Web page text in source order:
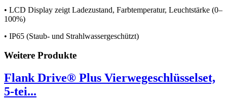
• LCD Display zeigt Ladezustand, Farbtemperatur, Leuchtstärke (0–
100%)
• IP65 (Staub- und Strahlwassergeschützt)
Weitere Produkte
Flank Drive® Plus Vierwegeschlüsselset,
5-tei...